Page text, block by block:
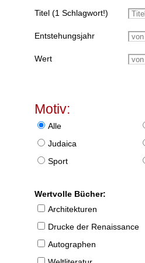
Titel (1 Schlagwort!)
Entstehungsjahr
Wert
Motiv:
Alle
Judaica
Sport
Wertvolle Bücher:
Architekturen
Drucke der Renaissance
Autographen